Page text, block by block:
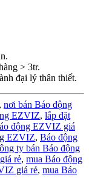
> 3tr.
đại lý thân thiết.
, nơi bán Báo động
EZVIZ, lắp đặt
động EZVIZ giá
EZVIZ, Báo động
ty bán Báo động
rẻ, mua Báo động
giá rẻ, mua Báo